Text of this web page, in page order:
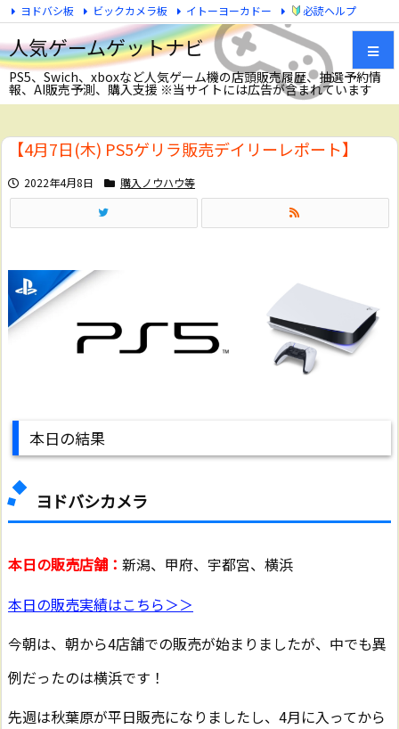
人気ゲームゲットナビ
PS5、Swich、xboxなど人気ゲーム機の店頭販売履歴、抽選予約情
報、AI販売予測、購入支援 ※当サイトには広告が含まれています
メニュ
前へ
ヨドバシ板 ビックカメラ板 イトーヨーカドー 必読ヘルプ
【4月7日(木) PS5ゲリラ販売デイリーレポート】
2022年4月8日 購入ノウハウ等
本日の結果
ヨドバシカメラ
本日の販売店舗： 新潟、甲府、宇都宮、横浜
本日の販売実績はこちら＞＞
今朝は、朝から4店舗での販売が始まりましたが、中でも異
例だったのは横浜です！
先週は秋葉原が平日販売になりましたし、4月に入ってから